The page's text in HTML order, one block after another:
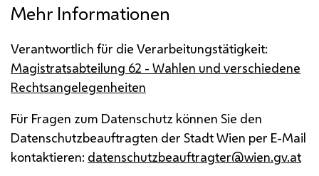
Mehr Informationen
Verantwortlich für die Verarbeitungstätigkeit:
Magistratsabteilung 62 - Wahlen und verschiedene
Rechtsangelegenheiten
Für Fragen zum Datenschutz können Sie den
Datenschutzbeauftragten der Stadt Wien per E-Mail
kontaktieren: datenschutzbeauftragter@wien.gv.at